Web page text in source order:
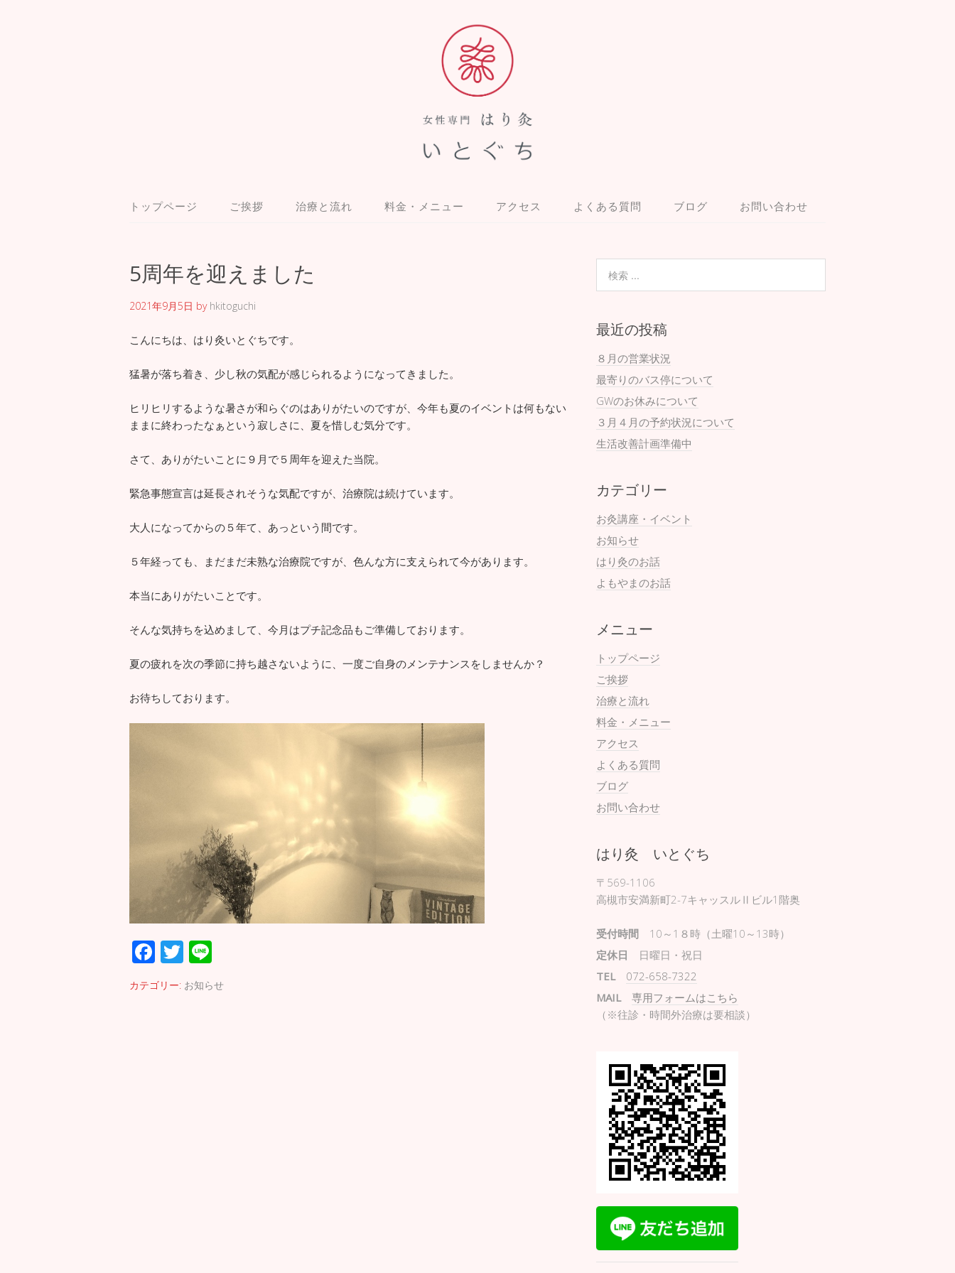
トップページ ご挨拶 治療と流れ 料金・メニュー アクセス よくある質問 ブログ お問い合わせ
5周年を迎えました
2021年9月5日 by hkitoguchi
こんにちは、はり灸いとぐちです。
猛暑が落ち着き、少し秋の気配が感じられるようになってきました。
ヒリヒリするような暑さが和らぐのはありがたいのですが、今年も夏のイベントは何もない
ままに終わったなぁという寂しさに、夏を惜しむ気分です。
さて、ありがたいことに９月で５周年を迎えた当院。
緊急事態宣言は延長されそうな気配ですが、治療院は続けています。
大人になってからの５年て、あっという間です。
５年経っても、まだまだ未熟な治療院ですが、色んな方に支えられて今があります。
本当にありがたいことです。
そんな気持ちを込めまして、今月はプチ記念品もご準備しております。
夏の疲れを次の季節に持ち越さないように、一度ご自身のメンテナンスをしませんか？
お待ちしております。
F
ac
e
T
wi
tt
n
e
カテゴリー: お知らせ
最近の投稿
８月の営業状況
最寄りのバス停について
GWのお休みについて
３月４月の予約状況について
生活改善計画準備中
カテゴリー
お灸講座・イベント
お知らせ
はり灸のお話
よもやまのお話
メニュー
トップページ
ご挨拶
治療と流れ
料金・メニュー
アクセス
よくある質問
ブログ
お問い合わせ
はり灸 いとぐち
〒569-1106
高槻市安満新町2-7キャッスルⅡビル1階奥
受付時間10～1８時（土曜10～13時）
定休日 日曜日・祝日
TEL
072-658-7322
MAIL
専用フォームはこちら
（※往診・時間外治療は要相談）